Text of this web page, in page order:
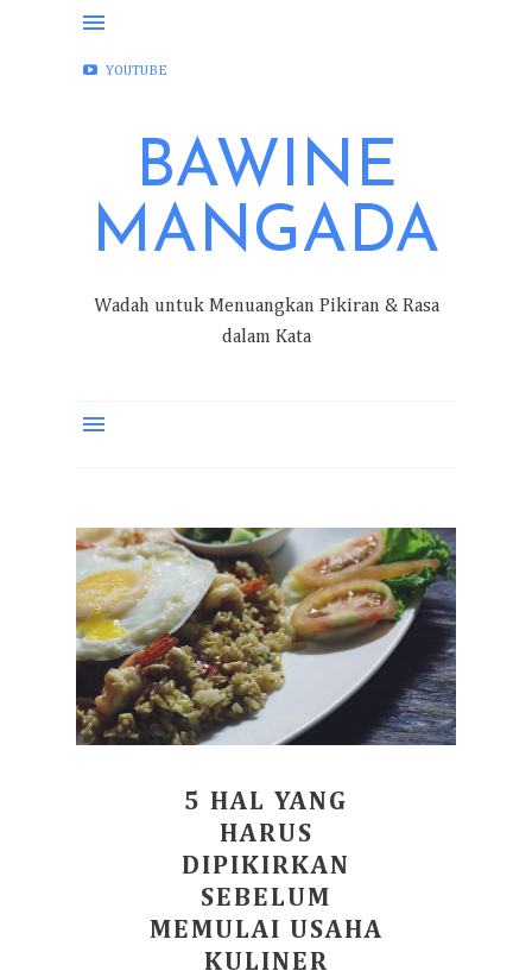
FACEBOOK
YOUTUBE
BAWINE
MANGADA
Wadah untuk Menuangkan Pikiran & Rasa
dalam Kata
5 HAL YANG
HARUS
DIPIKIRKAN
SEBELUM
MEMULAI USAHA
KULINER